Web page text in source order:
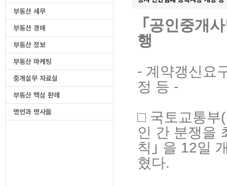
부동산 세무
부동산 경매
부동산 정보
부동산 마케팅
중개실무 자료실
부동산 핵심 판례
명언과 명사들
｢공인중개
행
- 계약갱신요
정 등 -
□ 국토교통부
인 간 분쟁을
칙｣ 을 12일
혔다.